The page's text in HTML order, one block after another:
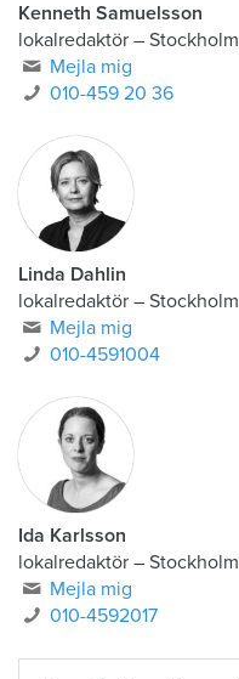
Kenneth Samuelsson
lokalredaktör – Stockholm
Mejla mig
010-459 20 36
Linda Dahlin
lokalredaktör – Stockholm
Mejla mig
010-4591004
Ida Karlsson
lokalredaktör – Stockholm
Mejla mig
010-4592017